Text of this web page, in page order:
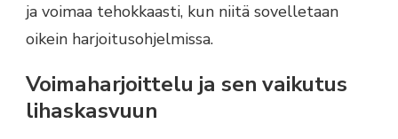
ja voimaa tehokkaasti, kun niitä sovelletaan
oikein harjoitusohjelmissa.
Voimaharjoittelu ja sen vaikutus
lihaskasvuun